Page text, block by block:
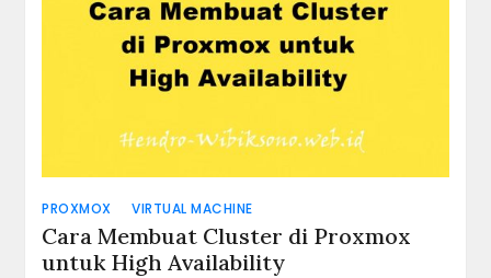
PROXMOX VIRTUAL MACHINE
Cara Membuat Cluster di Proxmox
untuk High Availability